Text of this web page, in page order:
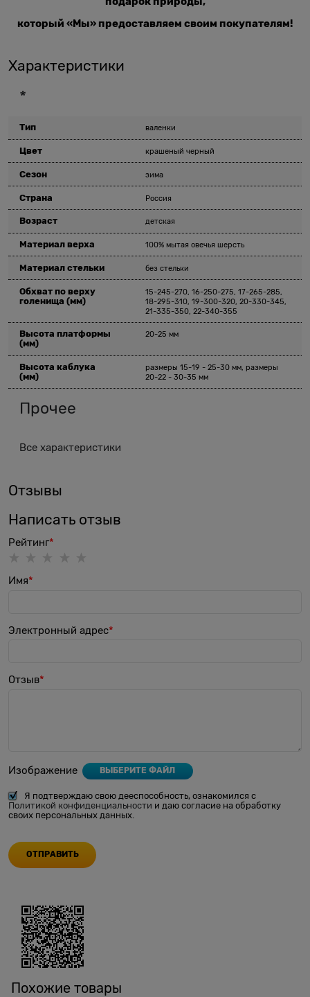
который «Мы» предоставляем своим покупателям!
Характеристики
*
Тип валенки
Цвет крашеный черный
Сезон зима
Страна Россия
Возраст детская
Материал верха 100% мытая овечья шерсть
Материал стельки без стельки
Обхват по верху
голенища(мм)
15-245-270, 16-250-275, 17-265-285,
18-295-310, 19-300-320, 20-330-345,
21-335-350, 22-340-355
Высота платформы
(мм)
20-25 мм
Высота каблука
(мм)
размеры 15-19 - 25-30 мм, размеры
20-22 - 30-35 мм
Прочее
Все характеристики
Отзывы
Написать отзыв
Рейтинг
Имя
Электронный адрес
Отзыв
Изображение ВЫБЕРИТЕ ФАЙЛ
Я подтверждаю свою дееспособность, ознакомился с
Политикой конфиденциальности и даю согласие на обработку
своих персональных данных.
Похожие товары